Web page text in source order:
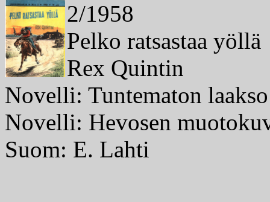
2/1958
Pelko ratsastaa yöllä
Rex Quintin
Novelli: Tuntematon
Novelli: Hevosen
Suom: E. Lahti